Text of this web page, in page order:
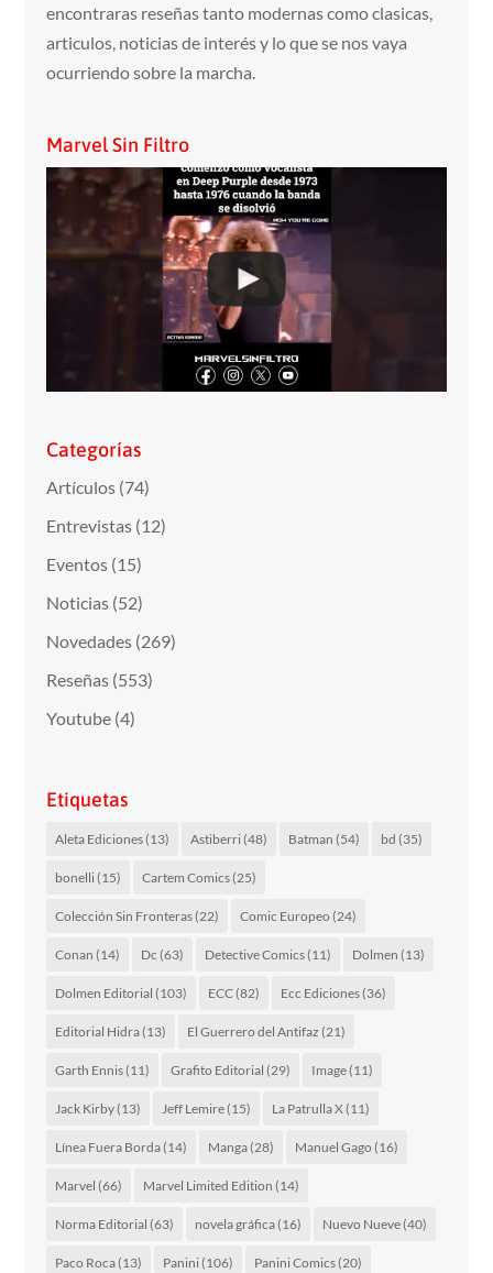
encontraras reseñas tanto modernas como clasicas,
articulos, noticias de interés y lo que se nos vaya
ocurriendo sobre la marcha.
Marvel Sin Filtro
Categorías
Artículos (74)
Entrevistas (12)
Eventos (15)
Noticias (52)
Novedades (269)
Reseñas (553)
Youtube (4)
Etiquetas
Aleta Ediciones(13) Astiberri(48) Batman (54) bd (35)
bonelli(15) Cartem Comics(25)
Colección Sin Fronteras(22) Comic Europeo (24)
Conan (14) Dc (63) Detective Comics(11) Dolmen (13)
Dolmen Editorial (103) ECC(82) Ecc Ediciones(36)
Editorial Hidra(13) El Guerrero del Antifaz (21)
Garth Ennis(11) Grafito Editorial (29) Image(11)
Jack Kirby(13) Jeff Lemire(15) La Patrulla X(11)
Línea Fuera Borda(14) Manga(28) Manuel Gago (16)
Marvel (66) Marvel Limited Edition (14)
Norma Editorial (63) novela gráfica(16) Nuevo Nueve(40)
Paco Roca(13) Panini(106) Panini Comics(20)